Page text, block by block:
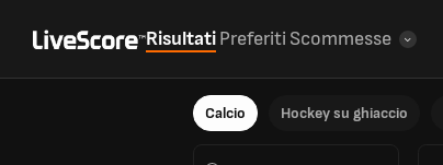
RisultatiPreferiti Scommesse
Calcio Hockey su ghiaccio